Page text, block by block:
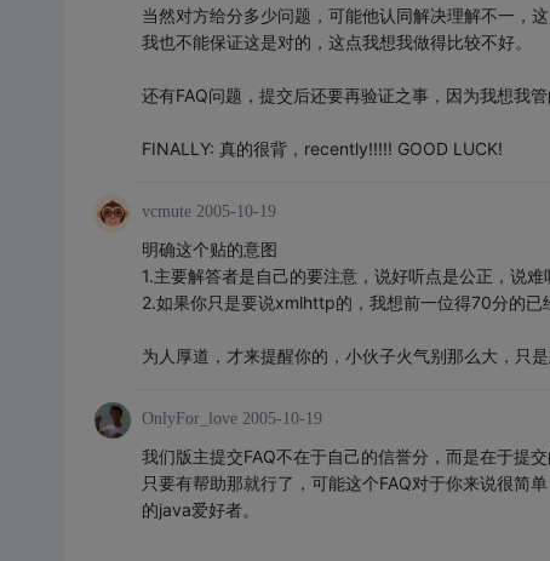
当然对方给分多少问题，可能他认同解决理解不一，
我也不能保证这是对的，这点我想我做得比较不好。
还有FAQ问题，提交后还要再验证之事，因为我想我
FINALLY: 真的很背，recently!!!!! GOOD LUCK!
vcmute 2005-10-19
明确这个贴的意图
1.主要解答者是自己的要注意，说好听点是公正，说难
2.如果你只是要说xmlhttp的，我想前一位得70分的已
为人厚道，才来提醒你的，小伙子火气别那么大，只
OnlyFor_love 2005-10-19
我们版主提交FAQ不在于自己的信誉分，而是在于提交
只要有帮助那就行了，可能这个FAQ对于你来说很简
的java爱好者。